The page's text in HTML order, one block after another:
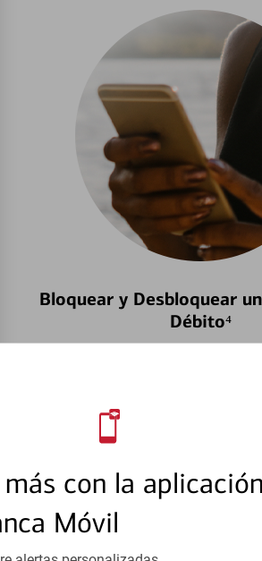
con la aplicación
Móvil
Bloquear y Desbloquear
Débito⁴
Extraviar una tarjeta es más común
embargo, puede bloquear y
tarjeta de débito para ayudar a